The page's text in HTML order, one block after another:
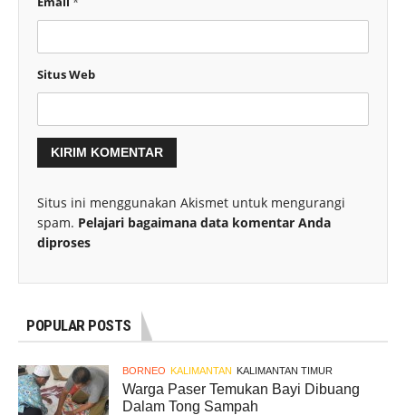
Situs Web
Situs ini menggunakan Akismet untuk mengurangi
spam. Pelajari bagaimana data komentar Anda
diproses
POPULAR POSTS
BORNEO KALIMANTAN KALIMANTAN TIMUR
Warga Paser Temukan Bayi Dibuang
Dalam Tong Sampah